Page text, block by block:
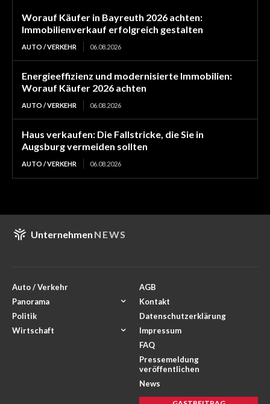
Worauf Käufer in Bayreuth 2026 achten:
Immobilienverkauf erfolgreich gestalten
AUTO / VERKEHR 06.08.2026
Energieeffizienz und modernisierte Immobilien:
Worauf Käufer 2026 achten
AUTO / VERKEHR 06.08.2026
Haus verkaufen: Die Fallstricke, die Sie in
Augsburg vermeiden sollten
AUTO / VERKEHR 06.08.2026
Unternehmen NEWS
Auto / Verkehr
Panorama
Politik
Wirtschaft
AGB
Kontakt
Datenschutzerklärung
Impressum
FAQ
Pressemeldung
veröffentlichen
News